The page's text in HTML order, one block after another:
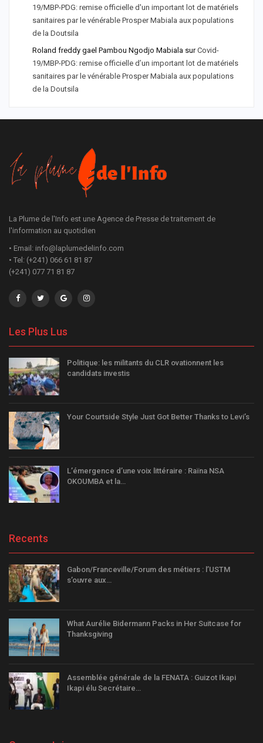
19/MBP-PDG: remise officielle d'un important lot de matériels
sanitaires par le vénérable Prosper Mabiala aux populations
de la Doutsila
Roland freddy gael Pambou Ngodjo Mabiala surCovid-
19/MBP-PDG: remise officielle d’un important lot de matériels
sanitaires par le vénérable Prosper Mabiala aux populations
de la Doutsila
La Plume de l'Info est une Agence de Presse de traitement de
l'information au quotidien
• Email: info@laplumedelinfo.com
• Tel: (+241) 066 61 81 87
(+241) 077 71 81 87
Les Plus Lus
Politique: les militants du CLR ovationnent les
candidats investis
Your Courtside Style Just Got Better Thanks to Levi’s
L’émergence d’une voix littéraire : Raïna NSA
OKOUMBA et la…
Recents
Gabon/Franceville/Forum des métiers : l’USTM
s’ouvre aux…
What Aurélie Bidermann Packs in Her Suitcase for
Thanksgiving
Assemblée générale de la FENATA : Guizot Ikapi
Ikapi élu Secrétaire…